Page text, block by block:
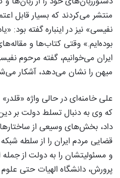
منتشر می‌کردند که بسیار قابل
نفیسی» نیز در اینباره گفته بود:
بوده‌ایم.» وقتی کتاب‌ها و
ایران می‌خوانیم، گفته مرحوم
میهن را نشان می‌دهد، آشکار
علی خامنه‌ای در حالی واژه «قلدر»
که وی به دنبال تسلط دولت بر دین
داد، بخش‌های وسیعی از
قضایی مردم ایران را از سلطه
و مسئولیتشان را به دولت از
پرورش، دانشگاه الهیات حتی